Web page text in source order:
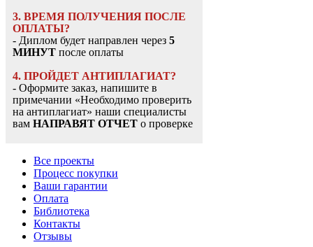
3. ВРЕМЯ ПОЛУЧЕНИЯ ПОСЛЕ
ОПЛАТЫ?
- Диплом будет направлен через 5
МИНУТ после оплаты
4. ПРОЙДЕТ АНТИПЛАГИАТ?
- Оформите заказ, напишите в
примечании «Необходимо проверить
на антиплагиат» наши специалисты
вам НАПРАВЯТ ОТЧЕТ о проверке
Все проекты
Процесс покупки
Ваши гарантии
Оплата
Библиотека
Контакты
Отзывы